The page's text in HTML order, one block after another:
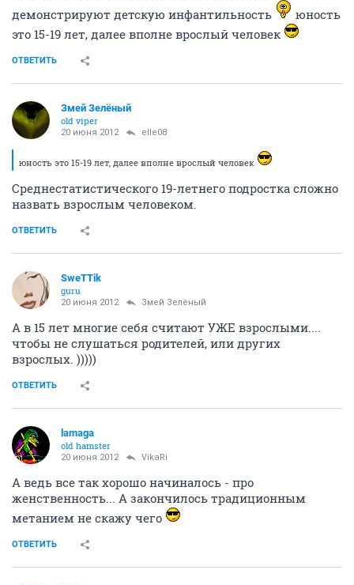
демонстрируют детскую инфантильность
юность
это 15-19 лет, далее вполне врослый человек
ОТВЕТИТЬ
Змей Зелёный
old viper
20 июня 2012 elle08
юность это 15-19 лет, далее вполне врослый человек
Среднестатистического 19-летнего подростка сложно
назвать взрослым человеком.
ОТВЕТИТЬ
SweTTik
guru
20 июня 2012 Змей Зелёный
А в 15 лет многие себя считают УЖЕ взрослыми....
чтобы не слушаться родителей, или других
взрослых. )))))
ОТВЕТИТЬ
lamaga
old hamster
20 июня 2012 VikaRi
А ведь все так хорошо начиналось - про
женственность... А закончилось традиционным
метанием не скажу чего
ОТВЕТИТЬ